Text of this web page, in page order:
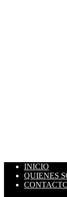
INICIO
QUIENES